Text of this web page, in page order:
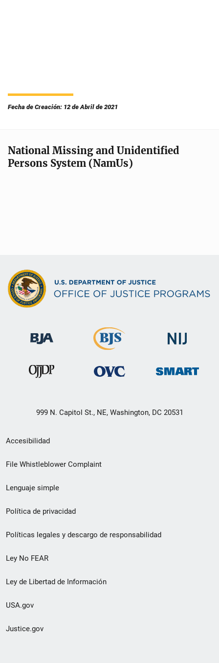
Fecha de Creación: 12 de Abril de 2021
National Missing and Unidentified
Persons System (NamUs)
999 N. Capitol St., NE, Washington, DC 20531
Menú
de
de
pie
de
página
Accesibilidad
File Whistleblower Complaint
Lenguaje simple
Política de privacidad
Políticas legales y descargo de responsabilidad
Ley No FEAR
Ley de Libertad de Información
USA.gov
Justice.gov